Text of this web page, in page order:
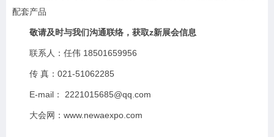
配套产品
敬请及时与我们沟通联络，获取z新展会信息
联系人：任伟 18501659956
传 真：021-51062285
E-mail： 2221015685@qq.com
大会网：www.newaexpo.com